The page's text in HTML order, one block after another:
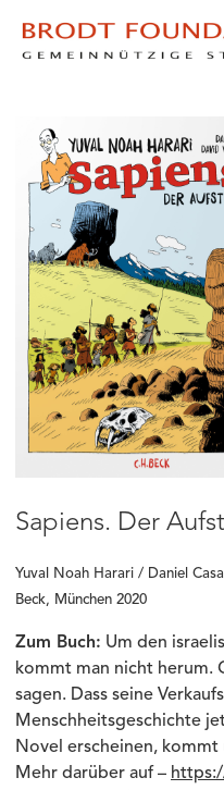
Sapiens. Der
Yuval Noah Harari / Daniel
Beck, München 2020
Zum Buch: Um den
kommt man nicht herum.
sagen. Dass seine
Menschheitsgeschichte
Novel erscheinen,
Mehr darüber auf –